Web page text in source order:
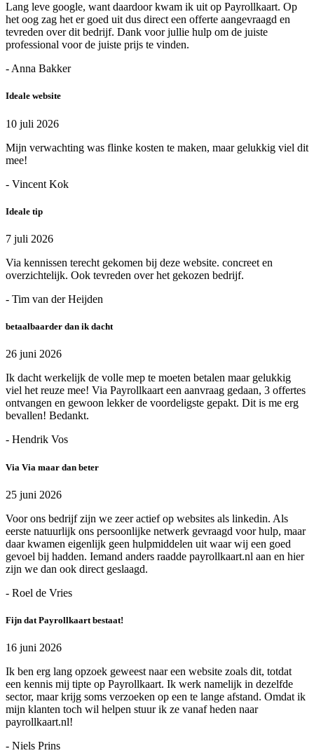
Lang leve google, want daardoor kwam ik uit op Payrollkaart. Op
het oog zag het er goed uit dus direct een offerte aangevraagd en
tevreden over dit bedrijf. Dank voor jullie hulp om de juiste
professional voor de juiste prijs te vinden.
- Anna Bakker
Ideale website
10 juli 2026
Mijn verwachting was flinke kosten te maken, maar gelukkig viel dit
mee!
- Vincent Kok
Ideale tip
7 juli 2026
Via kennissen terecht gekomen bij deze website. concreet en
overzichtelijk. Ook tevreden over het gekozen bedrijf.
- Tim van der Heijden
betaalbaarder dan ik dacht
26 juni 2026
Ik dacht werkelijk de volle mep te moeten betalen maar gelukkig
viel het reuze mee! Via Payrollkaart een aanvraag gedaan, 3 offertes
ontvangen en gewoon lekker de voordeligste gepakt. Dit is me erg
bevallen! Bedankt.
- Hendrik Vos
Via Via maar dan beter
25 juni 2026
Voor ons bedrijf zijn we zeer actief op websites als linkedin. Als
eerste natuurlijk ons persoonlijke netwerk gevraagd voor hulp, maar
daar kwamen eigenlijk geen hulpmiddelen uit waar wij een goed
gevoel bij hadden. Iemand anders raadde payrollkaart.nl aan en hier
zijn we dan ook direct geslaagd.
- Roel de Vries
Fijn dat Payrollkaart bestaat!
16 juni 2026
Ik ben erg lang opzoek geweest naar een website zoals dit, totdat
een kennis mij tipte op Payrollkaart. Ik werk namelijk in dezelfde
sector, maar krijg soms verzoeken op een te lange afstand. Omdat ik
mijn klanten toch wil helpen stuur ik ze vanaf heden naar
payrollkaart.nl!
- Niels Prins